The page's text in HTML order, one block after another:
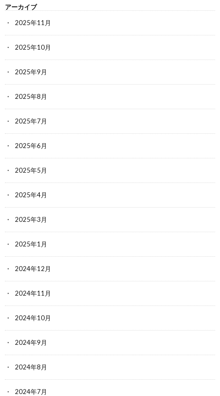
アーカイブ
2025年11月
2025年10月
2025年9月
2025年8月
2025年7月
2025年6月
2025年5月
2025年4月
2025年3月
2025年1月
2024年12月
2024年11月
2024年10月
2024年9月
2024年8月
2024年7月